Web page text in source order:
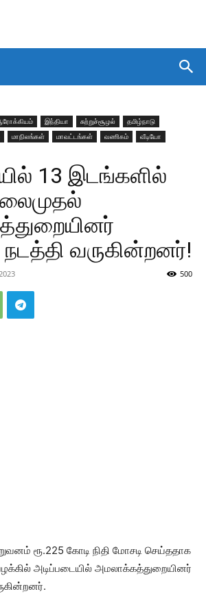
இந்தியா சுற்றுச்சூழல்
தமிழ்நாடு
மாநிலங்கள் மாவட்டங்கள் வணிகம்
வீடியோ
13 இடங்களில்
வருகின்றனர்!
500
ரூ.225 கோடி நிதி மோசடி செய்ததாக
அடிப்படையில் அமலாக்கத்துறையினர்